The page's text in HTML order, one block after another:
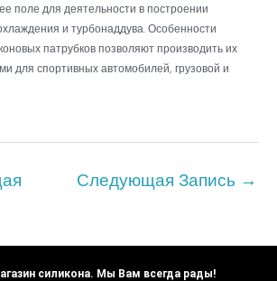
поле для деятельности в построении
и турбонаддува. Особенности
патрубков позволяют производить их
для спортивных автомобилей, грузовой и
Следующая Запись →
силикона. Мы Вам всегда рады!